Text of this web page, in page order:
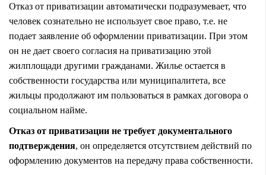
Отказ от приватизации автоматически подразумевает, что
человек сознательно не использует свое право, т.е. не
подает заявление об оформлении приватизации. При этом
он не дает своего согласия на приватизацию этой
жилплощади другими гражданами. Жилье остается в
собственности государства или муниципалитета, все
жильцы продолжают им пользоваться в рамках договора о
социальном найме.
Отказ от приватизации не требует документального
подтверждения, он определяется отсутствием действий по
оформлению документов на передачу права собственности.